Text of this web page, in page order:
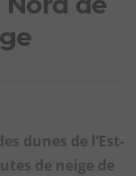
dunes de l’Est-
de neige de